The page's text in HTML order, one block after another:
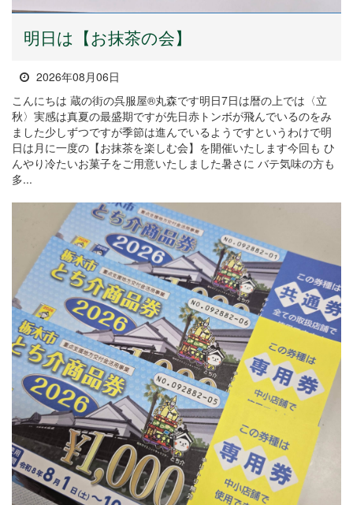
明日は【お抹茶の会】
2026年08月06日
こんにちは 蔵の街の呉服屋®丸森です明日7日は暦の上では〈立
秋〉実感は真夏の最盛期ですが先日赤トンボが飛んでいるのをみ
ました少しずつですが季節は進んでいるようですというわけで明
日は月に一度の【お抹茶を楽しむ会】を開催いたします今回も ひ
んやり冷たいお菓子をご用意いたしました暑さに バテ気味の方も
多...